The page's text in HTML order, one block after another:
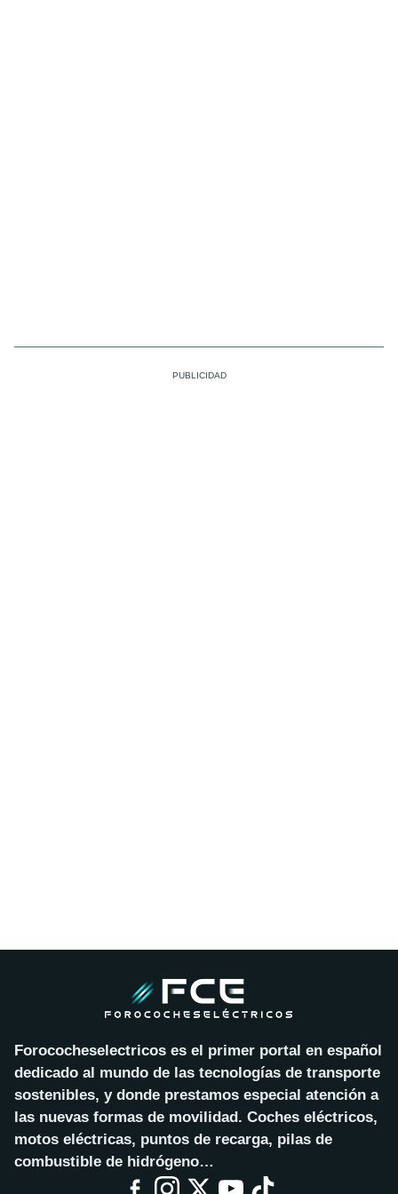
Forococheselectricos es el primer portal en español
dedicado al mundo de las tecnologías de transporte
sostenibles, y donde prestamos especial atención a
las nuevas formas de movilidad. Coches eléctricos,
motos eléctricas, puntos de recarga, pilas de
combustible de hidrógeno…